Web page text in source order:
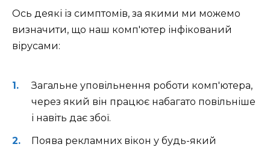
Ось деякі із симптомів, за якими ми можемо
визначити, що наш комп'ютер інфікований
вірусами:
Загальне уповільнення роботи комп'ютера,
через який він працює набагато повільніше
і навіть дає збої.
Поява рекламних вікон у будь-який